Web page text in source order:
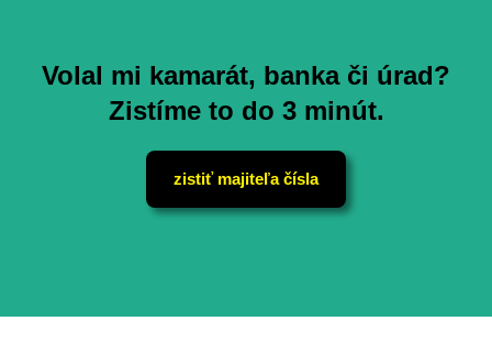
Volal mi kamarát, banka či úrad?
Zistíme to do 3 minút.
zistiť majiteľa čísla